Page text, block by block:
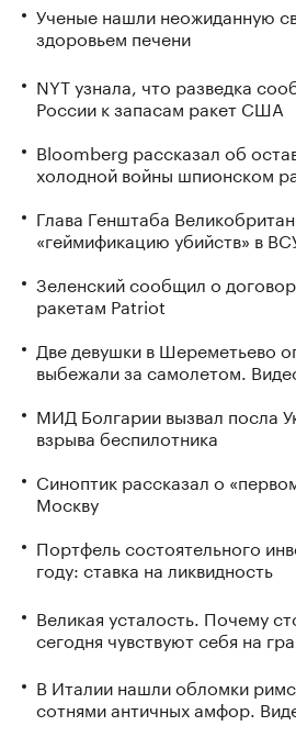
Ученые нашли неожиданную
здоровьем печени
NYT узнала, что разведка
России к запасам ракет США
Bloomberg рассказал об
холодной войны шпионском
Глава Генштаба
«геймификацию убийств» в
Зеленский сообщил о
ракетам Patriot
Две девушки в Шереметьево
выбежали за самолетом.
МИД Болгарии вызвал посла
взрыва беспилотника
Синоптик рассказал о
Москву
Портфель состоятельного
году: ставка на ликвидность
Великая усталость. Почему
сегодня чувствуют себя на
В Италии нашли обломки
сотнями античных амфор.